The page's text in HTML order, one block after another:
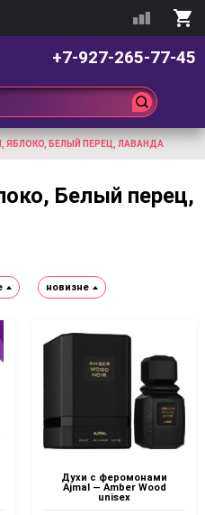
+7-927-265-77-45
ЯБЛОКО, БЕЛЫЙ ПЕРЕЦ, ЛАВАНДА
Белый перец,
новизне
Духи с феромонами
Ajmal — Amber Wood
unisex